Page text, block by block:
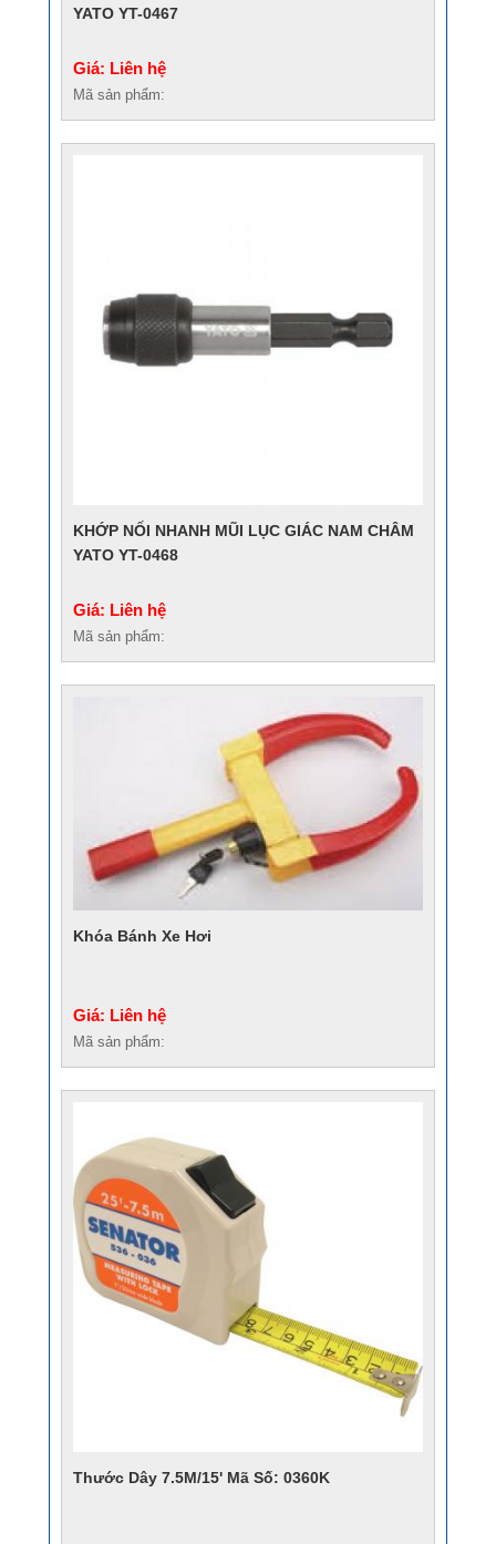
YATO YT-0467
Giá: Liên hệ
Mã sản phẩm:
KHỚP NỐI NHANH MŨI LỤC GIÁC NAM CHÂM
YATO YT-0468
Giá: Liên hệ
Mã sản phẩm:
Khóa Bánh Xe Hơi
Giá: Liên hệ
Mã sản phẩm:
Thước Dây 7.5M/15' Mã Số: 0360K